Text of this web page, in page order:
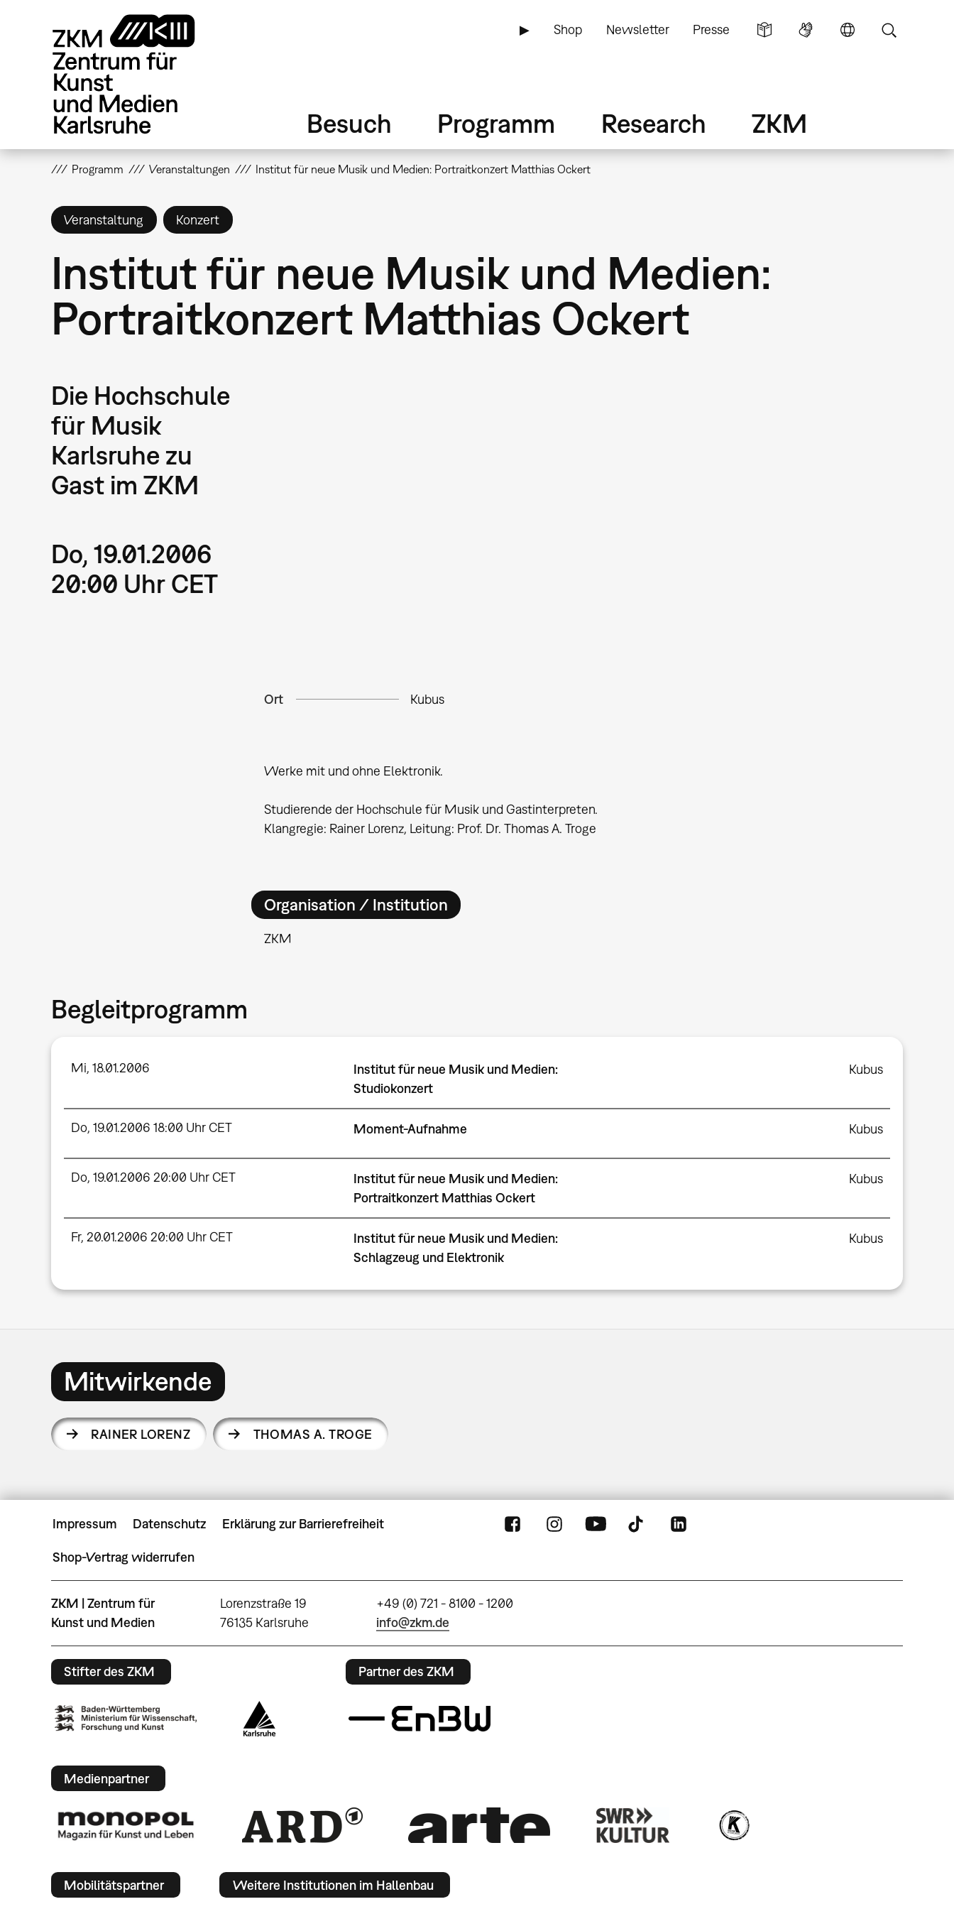
▶ Shop Newsletter Presse
Besuch Programm Research ZKM
Programm Veranstaltungen Institut für neue Musik und Medien: Portraitkonzert Matthias Ockert
Veranstaltung Konzert
Institut für neue Musik und Medien:
Portraitkonzert Matthias Ockert
Die Hochschule
für Musik
Karlsruhe zu
Gast im ZKM
Do, 19.01.2006
20:00 Uhr CET
Ort Kubus
Werke mit und ohne Elektronik.
Studierende der Hochschule für Musik und Gastinterpreten.
Klangregie: Rainer Lorenz, Leitung: Prof. Dr. Thomas A. Troge
Organisation / Institution
ZKM
Begleitprogramm
Mi, 18.01.2006
Institut für neue Musik und Medien:
Studiokonzert
Kubus
Do, 19.01.2006 18:00 Uhr CET Moment-Aufnahme Kubus
Do, 19.01.2006 20:00 Uhr CET
Institut für neue Musik und Medien:
Portraitkonzert Matthias Ockert
Kubus
Fr, 20.01.2006 20:00 Uhr CET
Institut für neue Musik und Medien:
Schlagzeug und Elektronik
Kubus
Mitwirkende
RAINER LORENZ THOMAS A. TROGE
Impressum Datenschutz Erklärung zur Barrierefreiheit
Shop-Vertrag widerrufen
ZKM | Zentrum für
Kunst und Medien
Lorenzstraße 19
76135 Karlsruhe
+49 (0) 721 - 8100 - 1200
info@zkm.de
Stifter des ZKM Partner des ZKM
Medienpartner
Mobilitätspartner Weitere Institutionen im Hallenbau